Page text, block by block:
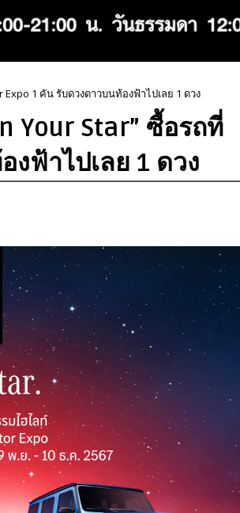
1 คัน รับดวงดาวบนท้องฟ้าไปเลย 1 ดวง
Your Star” ซื้อรถที่
งฟ้าไปเลย 1 ดวง